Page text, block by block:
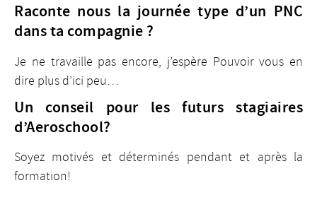
Raconte nous la journée type d’un PNC
dans ta compagnie ?
Je ne travaille pas encore, j’espère Pouvoir vous en
dire plus d’ici peu…
Un conseil pour les futurs stagiaires
d’Aeroschool?
Soyez motivés et déterminés pendant et après la
formation!